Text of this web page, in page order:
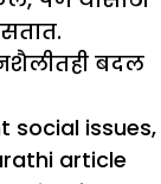
बदल
social issues,
article